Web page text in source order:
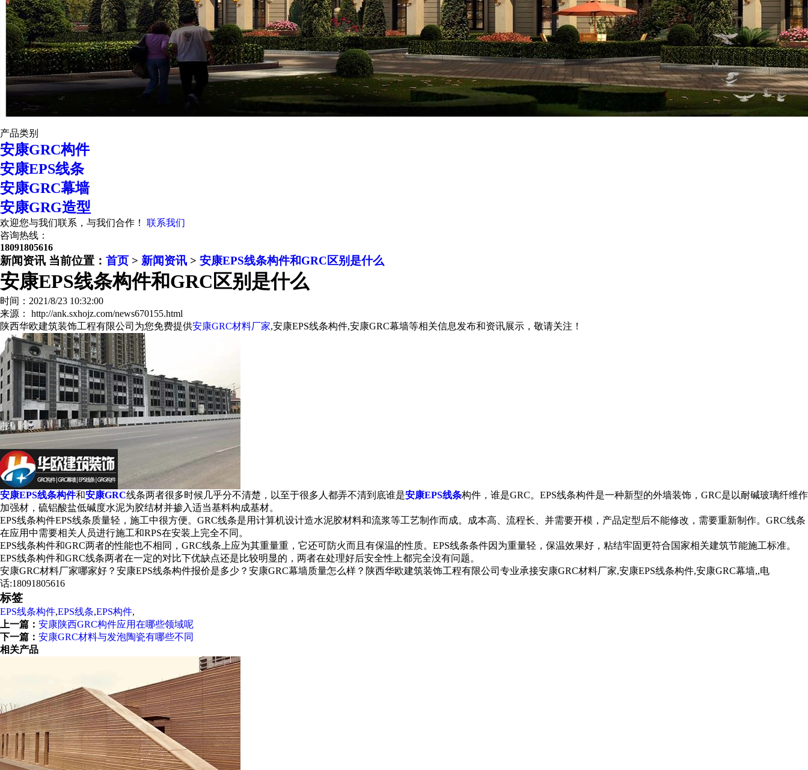
产品类别
安康GRC构件
安康EPS线条
安康GRC幕墙
安康GRG造型
欢迎您与我们联系，与我们合作！
联系我们
咨询热线：
18091805616
新闻资讯 当前位置： 首页 > 新闻资讯 > 安康EPS线条构件和GRC区别是什么
安康EPS线条构件和GRC区别是什么
时间：2021/8/23 10:32:00
来源： http://ank.sxhojz.com/news670155.html
陕西华欧建筑装饰工程有限公司为您免费提供安康GRC材料厂家,安康EPS线条构件,安康GRC幕墙等相关信息发布和资讯展示，敬请关注！
安康EPS线条构件和安康GRC线条两者很多时候几乎分不清楚，以至于很多人都弄不清到底谁是安康EPS线条构件，谁是GRC。EPS线条构件是一种新型的外墙装饰，GRC是以耐碱玻璃纤维作
加强材，硫铝酸盐低碱度水泥为胶结材并掺入适当基料构成基材。
EPS线条构件EPS线条质量轻，施工中很方便。GRC线条是用计算机设计造水泥胶材料和流浆等工艺制作而成。成本高、流程长、并需要开模，产品定型后不能修改，需要重新制作。GRC线条
在应用中需要相关人员进行施工和RPS在安装上完全不同。
EPS线条构件和GRC两者的性能也不相同，GRC线条上应为其重量重，它还可防火而且有保温的性质。EPS线条条件因为重量轻，保温效果好，粘结牢固更符合国家相关建筑节能施工标准。
EPS线条构件和GRC线条两者在一定的对比下优缺点还是比较明显的，两者在处理好后安全性上都完全没有问题。
安康GRC材料厂家哪家好？安康EPS线条构件报价是多少？安康GRC幕墙质量怎么样？陕西华欧建筑装饰工程有限公司专业承接安康GRC材料厂家,安康EPS线条构件,安康GRC幕墙,,电
话:18091805616
标签
EPS线条构件,EPS线条,EPS构件,
上一篇： 安康陕西GRC构件应用在哪些领域呢
下一篇： 安康GRC材料与发泡陶瓷有哪些不同
相关产品